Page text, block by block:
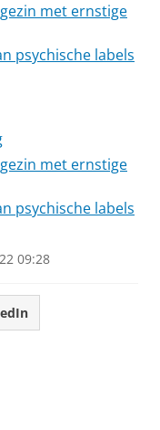
met ernstige
psychische labels
met ernstige
psychische labels
09:28